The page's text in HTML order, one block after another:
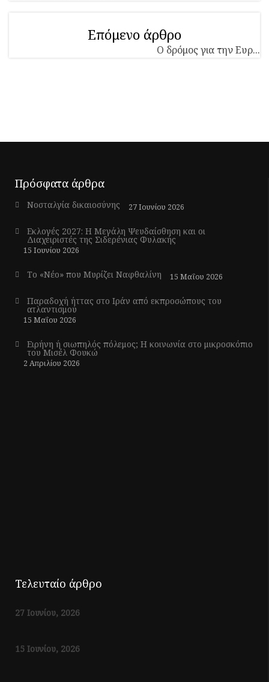
Επόμενο άρθρο
Ο δρόμος για την Ευρ...
Πρόσφατα άρθρα
Νοσταλγία δικαιοσύνης 27 Ιουνίου 2026
Εκλογές 2027: Η Μεγάλη Ψευδαίσθηση και οι
Διαχειριστές της Σιδερένιας Φυλακής
15 Ιουνίου 2026
Το «Νέο» που Μυρίζει Ναφθαλίνη 15 Μαΐου 2026
Παραδοχή ήττας στο Ιράν από εκπροσώπους του
ατλαντισμού
15 Μαΐου 2026
Ειρήνη ή σιωπηλός πόλεμος; Η κοινωνία στο μικροσκόπιο
του Μισέλ Φουκώ
2 Απριλίου 2026
Τελευταίο άρθρο
27 Ιουνίου, 2026
15 Ιουνίου, 2026